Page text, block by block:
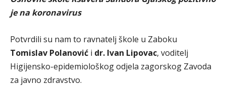
je na koronavirus
Potvrdili su nam to ravnatelj škole u Zaboku
Tomislav Polanović i dr. Ivan Lipovac, voditelj
Higijensko-epidemiološkog odjela zagorskog Zavoda
za javno zdravstvo.